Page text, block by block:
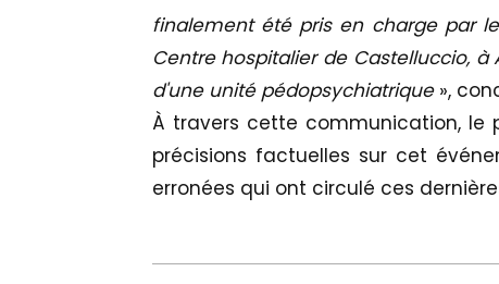
finalement été pris en charge par
Centre hospitalier de Castelluccio,
d'une unité pédopsychiatrique »,
À travers cette communication, le
précisions factuelles sur cet
erronées qui ont circulé ces